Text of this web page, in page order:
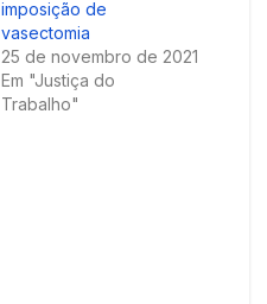
imposição de
vasectomia
25 de novembro de 2021
Em "Justiça do
Trabalho"